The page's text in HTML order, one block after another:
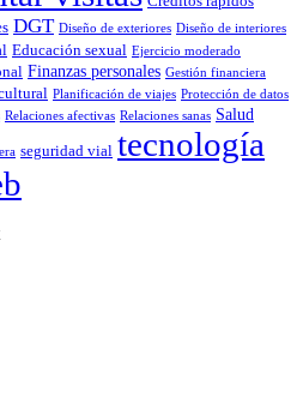
DGT Diseño de exteriores Diseño de interiores
Educación sexual Ejercicio moderado
Finanzas personales Gestión financiera
Planificación de viajes Protección de datos
Relaciones afectivas Relaciones sanas Salud
seguridad vial tecnología